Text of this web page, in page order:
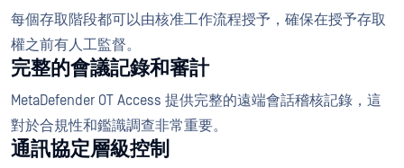
每個存取階段都可以由核准工作流程授予，確保在授予存取
權之前有人工監督。
完整的會議記錄和審計
MetaDefender OT Access 提供完整的遠端會話稽核記錄，這
對於合規性和鑑識調查非常重要。
通訊協定層級控制